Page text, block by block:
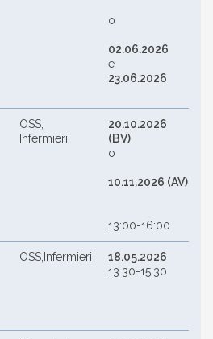
o
02.06.2026
e
23.06.2026
OSS,
Infermieri
20.10.2026
(BV)
o
10.11.2026 (AV)
13:00-16:00
OSS,Infermieri
18.05.2026
13.30-15.30